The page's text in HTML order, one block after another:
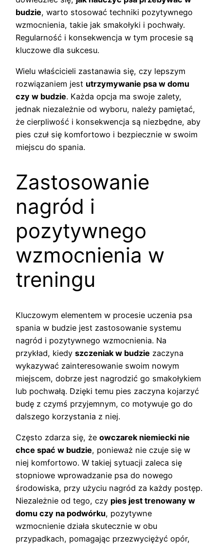
budzie, warto stosować techniki pozytywnego
wzmocnienia, takie jak smakołyki i pochwały.
Regularność i konsekwencja w tym procesie są
kluczowe dla sukcesu.
Wielu właścicieli zastanawia się, czy lepszym
rozwiązaniem jest utrzymywanie psa w domu
czy w budzie. Każda opcja ma swoje zalety,
jednak niezależnie od wyboru, należy pamiętać,
że cierpliwość i konsekwencja są niezbędne, aby
pies czuł się komfortowo i bezpiecznie w swoim
miejscu do spania.
Zastosowanie
nagród i
pozytywnego
wzmocnienia w
treningu
Kluczowym elementem w procesie uczenia psa
spania w budzie jest zastosowanie systemu
nagród i pozytywnego wzmocnienia. Na
przykład, kiedy szczeniak w budzie zaczyna
wykazywać zainteresowanie swoim nowym
miejscem, dobrze jest nagrodzić go smakołykiem
lub pochwałą. Dzięki temu pies zaczyna kojarzyć
budę z czymś przyjemnym, co motywuje go do
dalszego korzystania z niej.
Często zdarza się, że owczarek niemiecki nie
chce spać w budzie, ponieważ nie czuje się w
niej komfortowo. W takiej sytuacji zaleca się
stopniowe wprowadzanie psa do nowego
środowiska, przy użyciu nagród za każdy postęp.
Niezależnie od tego, czy pies jest trenowany w
domu czy na podwórku, pozytywne
wzmocnienie działa skutecznie w obu
przypadkach, pomagając przezwyciężyć opór,